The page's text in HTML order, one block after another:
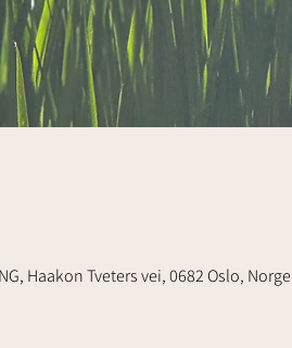
Haakon Tveters vei, 0682 Oslo, Norge